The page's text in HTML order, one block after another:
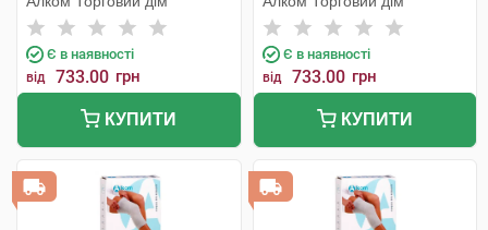
Є в наявності
від 733.00 грн
КУПИТИ
Є в наявності
від 733.00 грн
КУПИТИ